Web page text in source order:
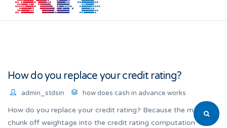
How do you replace your credit rating?
admin_stdsin how does cash in advance works
How do you replace your credit rating? Because the major
chunk off weightage into the credit rating computation